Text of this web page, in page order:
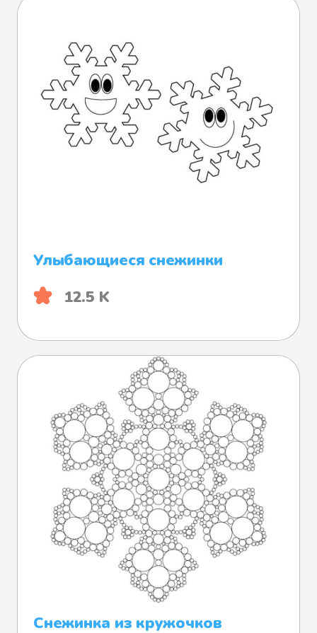
Улыбающиеся снежинки
12.5 K
Снежинка из кружочков